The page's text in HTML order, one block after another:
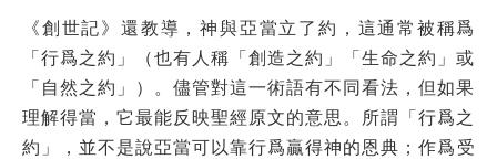
《創世記》還教導，神與亞當立了約，這通常被稱爲
「行爲之約」（也有人稱「創造之約」「生命之約」或
「自然之約」）。儘管對這一術語有不同看法，但如果
理解得當，它最能反映聖經原文的意思。所謂「行爲之
約」，並不是說亞當可以靠行爲贏得神的恩典；作爲受